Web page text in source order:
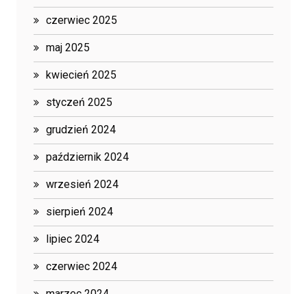
czerwiec 2025
maj 2025
kwiecień 2025
styczeń 2025
grudzień 2024
październik 2024
wrzesień 2024
sierpień 2024
lipiec 2024
czerwiec 2024